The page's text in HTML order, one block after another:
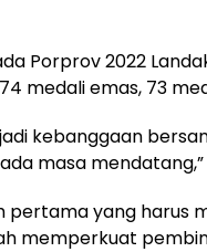
Porprov 2022
medali emas, 73
kebanggaan
masa mendatang,”
pertama yang harus
memperkuat